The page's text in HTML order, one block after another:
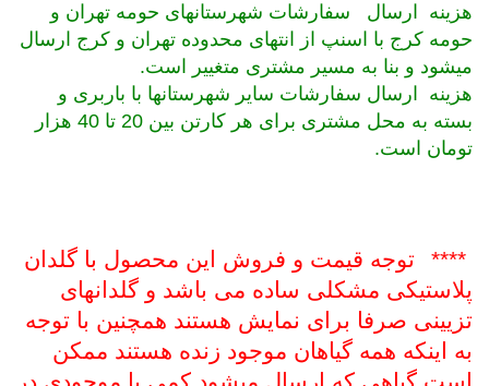
هزینه ارسال
سفارشات شهرستانهای حومه تهران و
حومه کرج با اسنپ از انتهای محدوده تهران و کرج ارسال
میشود و بنا به مسیر مشتری متغییر است.
هزینه ارسال سفارشات سایر شهرستانها با باربری و
بسته به محل مشتری برای هر کارتن بین 20 تا 40 هزار
تومان است.
****
توجه قیمت و فروش این محصول با گلدان
پلاستیکی مشکلی ساده می باشد و گلدانهای
تزیینی صرفا برای نمایش هستند همچنین با توجه
به اینکه همه گیاهان موجود زنده هستند ممکن